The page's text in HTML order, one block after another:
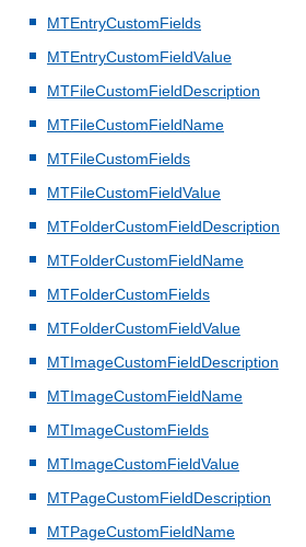
MTEntryCustomFields
MTEntryCustomFieldValue
MTFileCustomFieldDescription
MTFileCustomFieldName
MTFileCustomFields
MTFileCustomFieldValue
MTFolderCustomFieldDescription
MTFolderCustomFieldName
MTFolderCustomFields
MTFolderCustomFieldValue
MTImageCustomFieldDescription
MTImageCustomFieldName
MTImageCustomFields
MTImageCustomFieldValue
MTPageCustomFieldDescription
MTPageCustomFieldName